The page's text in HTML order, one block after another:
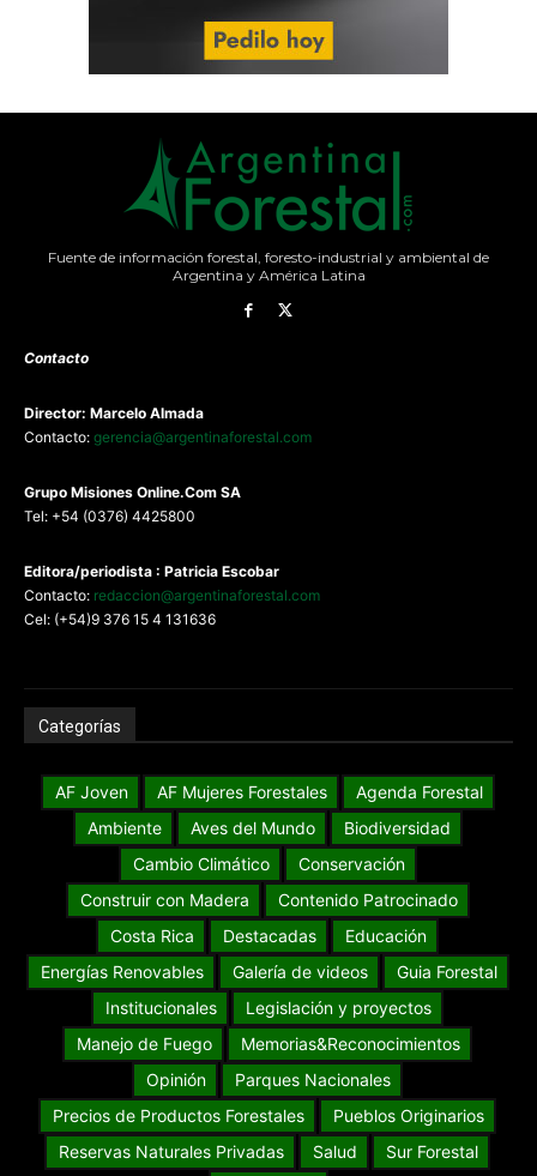
Fuente de información forestal, foresto-industrial y ambiental de
Argentina y América Latina
Contacto
Director: Marcelo Almada
Contacto: gerencia@argentinaforestal.com
Grupo Misiones Online.Com SA
Tel: +54 (0376) 4425800
Editora/periodista : Patricia Escobar
Contacto: redaccion@argentinaforestal.com
Cel: (+54)9 376 15 4 131636
Categorías
AF Joven AF Mujeres Forestales
Agenda Forestal
Ambiente
Aves del Mundo
Biodiversidad
Cambio Climático
Conservación
Construir con Madera
Contenido Patrocinado
Costa Rica
Destacadas
Educación
Energías Renovables
Galería de videos
Guia Forestal
Institucionales
Legislación y proyectos
Manejo de Fuego
Memorias&Reconocimientos
Opinión
Parques Nacionales
Precios de Productos Forestales
Pueblos Originarios
Reservas Naturales Privadas
Salud
Sur Forestal